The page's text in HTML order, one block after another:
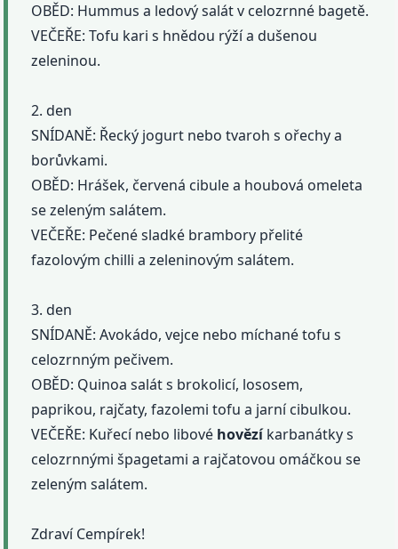
OBĚD: Hummus a ledový salát v celozrnné bagetě.
VEČEŘE: Tofu kari s hnědou rýží a dušenou
zeleninou.
2. den
SNÍDANĚ: Řecký jogurt nebo tvaroh s ořechy a
borůvkami.
OBĚD: Hrášek, červená cibule a houbová omeleta
se zeleným salátem.
VEČEŘE: Pečené sladké brambory přelité
fazolovým chilli a zeleninovým salátem.
3. den
SNÍDANĚ: Avokádo, vejce nebo míchané tofu s
celozrnným pečivem.
OBĚD: Quinoa salát s brokolicí, lososem,
paprikou, rajčaty, fazolemi tofu a jarní cibulkou.
VEČEŘE: Kuřecí nebo libové hovězíkarbanátky s
celozrnnými špagetami a rajčatovou omáčkou se
zeleným salátem.
Zdraví Cempírek!